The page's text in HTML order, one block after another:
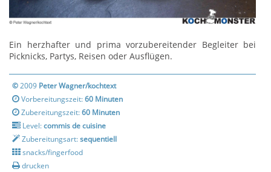
Ein herzhafter und prima vorzubereitender Begleiter bei
Picknicks, Partys, Reisen oder Ausflügen.
©2009 Peter Wagner/kochtext
Vorbereitungszeit:60 Minuten
Zubereitungszeit:60 Minuten
Level:commis de cuisine
Zubereitungsart:sequentiell
snacks/fingerfood
drucken